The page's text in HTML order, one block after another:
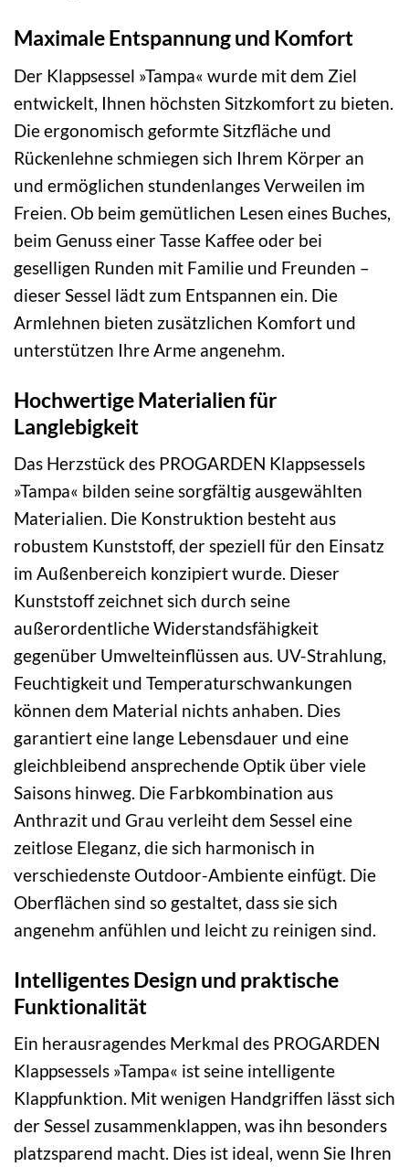
Maximale Entspannung und Komfort
Der Klappsessel »Tampa« wurde mit dem Ziel
entwickelt, Ihnen höchsten Sitzkomfort zu bieten.
Die ergonomisch geformte Sitzfläche und
Rückenlehne schmiegen sich Ihrem Körper an
und ermöglichen stundenlanges Verweilen im
Freien. Ob beim gemütlichen Lesen eines Buches,
beim Genuss einer Tasse Kaffee oder bei
geselligen Runden mit Familie und Freunden –
dieser Sessel lädt zum Entspannen ein. Die
Armlehnen bieten zusätzlichen Komfort und
unterstützen Ihre Arme angenehm.
Hochwertige Materialien für
Langlebigkeit
Das Herzstück des PROGARDEN Klappsessels
»Tampa« bilden seine sorgfältig ausgewählten
Materialien. Die Konstruktion besteht aus
robustem Kunststoff, der speziell für den Einsatz
im Außenbereich konzipiert wurde. Dieser
Kunststoff zeichnet sich durch seine
außerordentliche Widerstandsfähigkeit
gegenüber Umwelteinflüssen aus. UV-Strahlung,
Feuchtigkeit und Temperaturschwankungen
können dem Material nichts anhaben. Dies
garantiert eine lange Lebensdauer und eine
gleichbleibend ansprechende Optik über viele
Saisons hinweg. Die Farbkombination aus
Anthrazit und Grau verleiht dem Sessel eine
zeitlose Eleganz, die sich harmonisch in
verschiedenste Outdoor-Ambiente einfügt. Die
Oberflächen sind so gestaltet, dass sie sich
angenehm anfühlen und leicht zu reinigen sind.
Intelligentes Design und praktische
Funktionalität
Ein herausragendes Merkmal des PROGARDEN
Klappsessels »Tampa« ist seine intelligente
Klappfunktion. Mit wenigen Handgriffen lässt sich
der Sessel zusammenklappen, was ihn besonders
platzsparend macht. Dies ist ideal, wenn Sie Ihren